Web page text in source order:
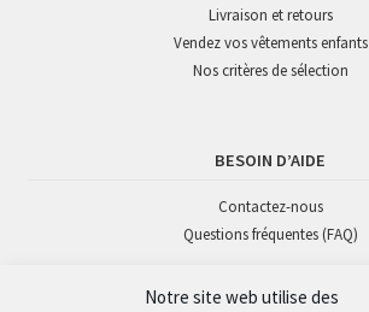
Notre site web utilise des
Livraison et retours
Vendez vos vêtements enfants
Nos critères de sélection
BESOIN D’AIDE
Contactez-nous
Questions fréquentes (FAQ)